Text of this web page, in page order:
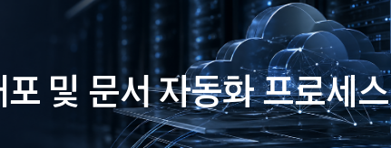
및 문서 자동화 프로세스